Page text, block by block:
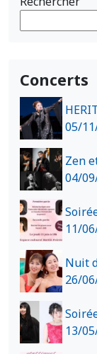
Concerts
05/
Zen
04/
11/
Nuit
26/
13/